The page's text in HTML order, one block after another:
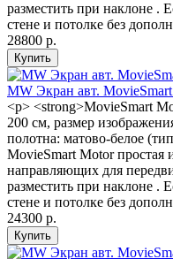
разместить при наклоне .
стене и потолке без
28800 р.
MW Экран авт.
<p> <strong>MovieSmart
200 см, размер
полотна: матово-белое
MovieSmart Motor
направляющих для
разместить при наклоне .
стене и потолке без
24300 р.